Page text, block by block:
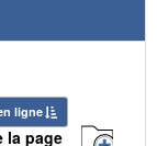
ligne
la page